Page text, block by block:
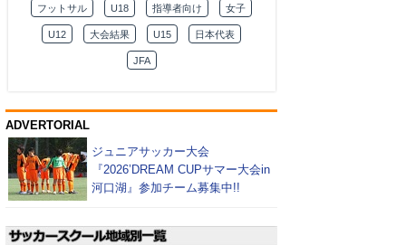
フットサル U18 指導者向け 女子
U12 大会結果 U15 日本代表
JFA
ADVERTORIAL
ジュニアサッカー大会
『2026’DREAM CUPサマー大会in
河口湖』参加チーム募集中!!